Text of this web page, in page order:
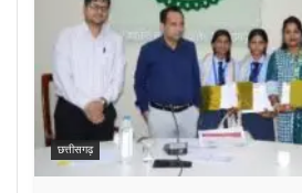
छत्तीसगढ़